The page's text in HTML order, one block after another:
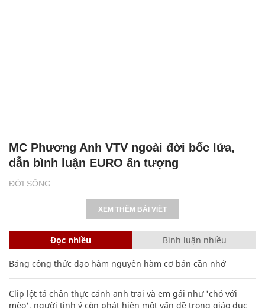
ĐỜI SỐNG
MC Phương Anh VTV ngoài đời bốc lửa,
dẫn bình luận EURO ấn tượng
XEM THÊM BÀI VIẾT
Đọc nhiều Bình luận nhiều
Bảng công thức đạo hàm nguyên hàm cơ bản cần nhớ
Clip lột tả chân thực cảnh anh trai và em gái như 'chó với
mèo', người tinh ý còn phát hiện một vấn đề trong giáo dục